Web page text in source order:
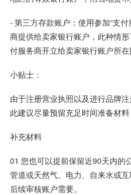
- 第三方存款账户：使用参加“支
商提供给卖家银行账户，此种情
付服务商开立给卖家银行账户所在
小贴士：
由于注册营业执照以及进行品牌
此建议尽量预留充足时间准备材料
补充材料
01 您也可以提前保留近90天内的
管道或天然气、电力、自来水或
后续审核账户需要。